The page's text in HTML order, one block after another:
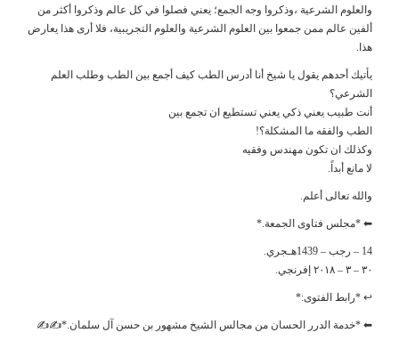
والعلوم الشرعية ،وذكروا وجه الجمع؛ يعني فصلوا في كل عالم وذكروا أكثر من
ألفين عالم ممن جمعوا بين العلوم الشرعية والعلوم التجريبية، فلا أرى هذا يعارض
هذا.
يأتيك أحدهم يقول يا شيخ أنا أدرس الطب كيف أجمع بين الطب وطلب العلم
الشرعي؟
أنت طبيب يعني ذكي يعني تستطيع ان تجمع بين
الطب والفقه ما المشكلة؟!
وكذلك ان تكون مهندس وفقيه
لا مانع أبداً.
والله تعالى أعلم.
⬅ *مجلس فتاوى الجمعة.*
14 – رجب – 1439هـجري.
٣٠ – ٣ – ٢٠١٨ إفرنجي.
↩ *رابط الفتوى:*
⬅ *خدمة الدرر الحسان من مجالس الشيخ مشهور بن حسن آل سلمان.*✍✍